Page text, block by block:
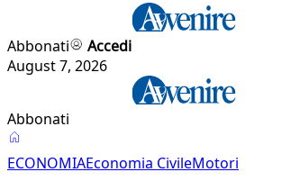
Abbonati
Accedi
August 7, 2026
Abbonati
Lavoro
ECONOMIAEconomia CivileMotori